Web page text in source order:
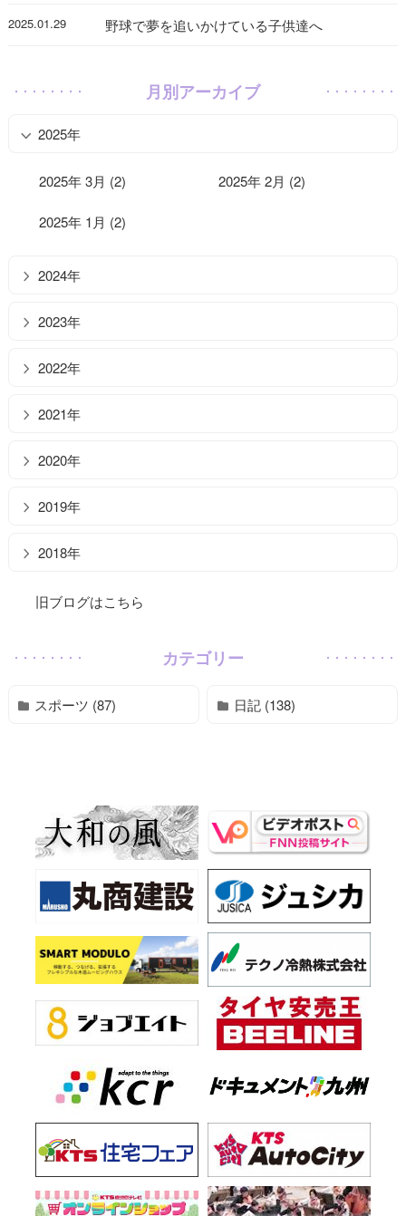
2025.01.29 野球で夢を追いかけている子供達へ
月別アーカイブ
2025年
2025年 3月 (2) 2025年 2月 (2)
2025年 1月 (2)
2024年
2023年
2022年
2021年
2020年
2019年
2018年
旧ブログはこちら
カテゴリー
スポーツ (87) 日記 (138)